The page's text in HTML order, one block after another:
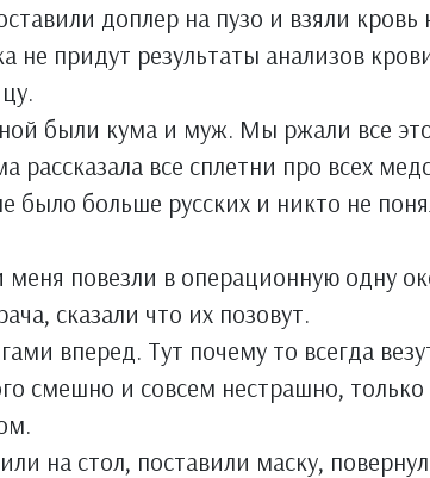
доплер на пузо и взяли кровь
не придут результаты анализов
были кума и муж. Мы ржали все
рассказала все сплетни про всех
было больше русских и никто не
повезли в операционную одну
сказали что их позовут.
вперед. Тут почему то всегда
смешно и совсем нестрашно, только
на стол, поставили маску,